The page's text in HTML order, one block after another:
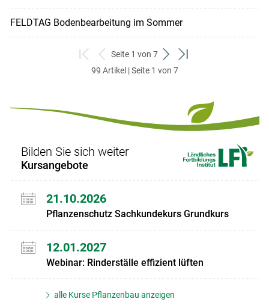
FELDTAG Bodenbearbeitung im Sommer
zum
ersten
zurück
zum
Seite 1 von 7
weiter
zum
zum
99 Artikel | Seite 1 von 7
Bilden Sie sich weiter
Kursangebote
21.10.2026
Pflanzenschutz Sachkundekurs Grundkurs
12.01.2027
Webinar: Rinderställe effizient lüften
alle Kurse Pflanzenbau anzeigen